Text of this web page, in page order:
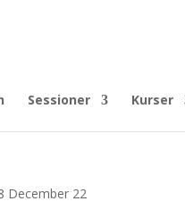
Sessioner Kurser
December 22